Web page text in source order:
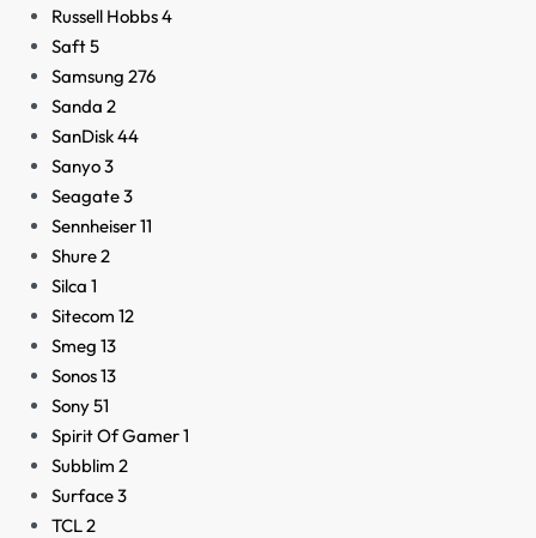
Russell Hobbs4
Saft5
Samsung 276
Sanda 2
SanDisk44
Sanyo3
Seagate3
Sennheiser11
Shure2
Silca 1
Sitecom 12
Smeg 13
Sonos13
Sony51
Spirit Of Gamer1
Subblim 2
Surface3
TCL2